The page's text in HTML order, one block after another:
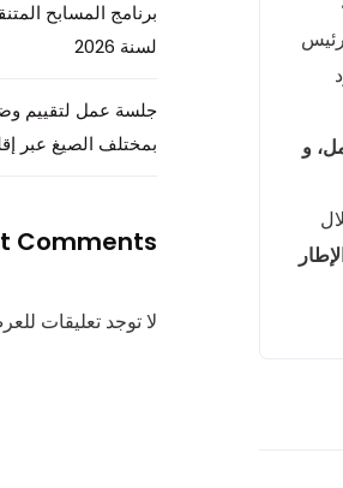
رئيس
عامل، و
برنامج المسابح
لسنة 2026
جلسة عمل لتقييم
بمختلف الصيغ عبر
Comments
لا توجد تعليقات